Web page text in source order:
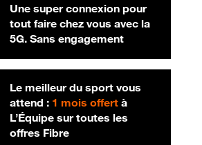
Une super connexion pour
tout faire chez vous avec la
5G. Sans engagement
Le meilleur du sport vous
attend : 1 mois offertà
L’Équipe sur toutes les
offres Fibre